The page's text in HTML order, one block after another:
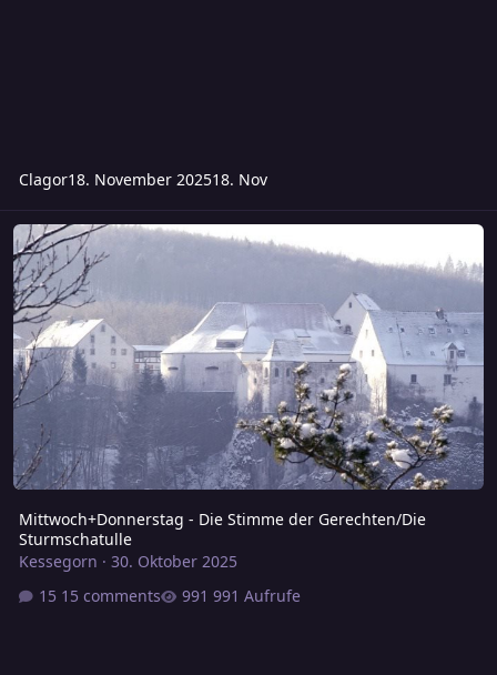
Clagor18. November 202518. Nov
Mittwoch+Donnerstag - Die Stimme der Gerechten/Die
Mittwoch+Donnerstag - Die Stimme der Gerechten/Die
Sturmschatulle
Kessegorn · 30. Oktober 2025
15 comments
991 Aufrufe